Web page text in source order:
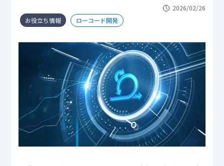
2026/02/26
お役立ち情報
ローコード開発